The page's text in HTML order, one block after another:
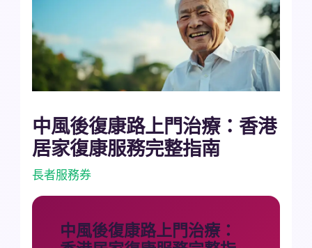
中風後復康路上門治療：香港
居家復康服務完整指南
長者服務券
中風後復康路上門治療：